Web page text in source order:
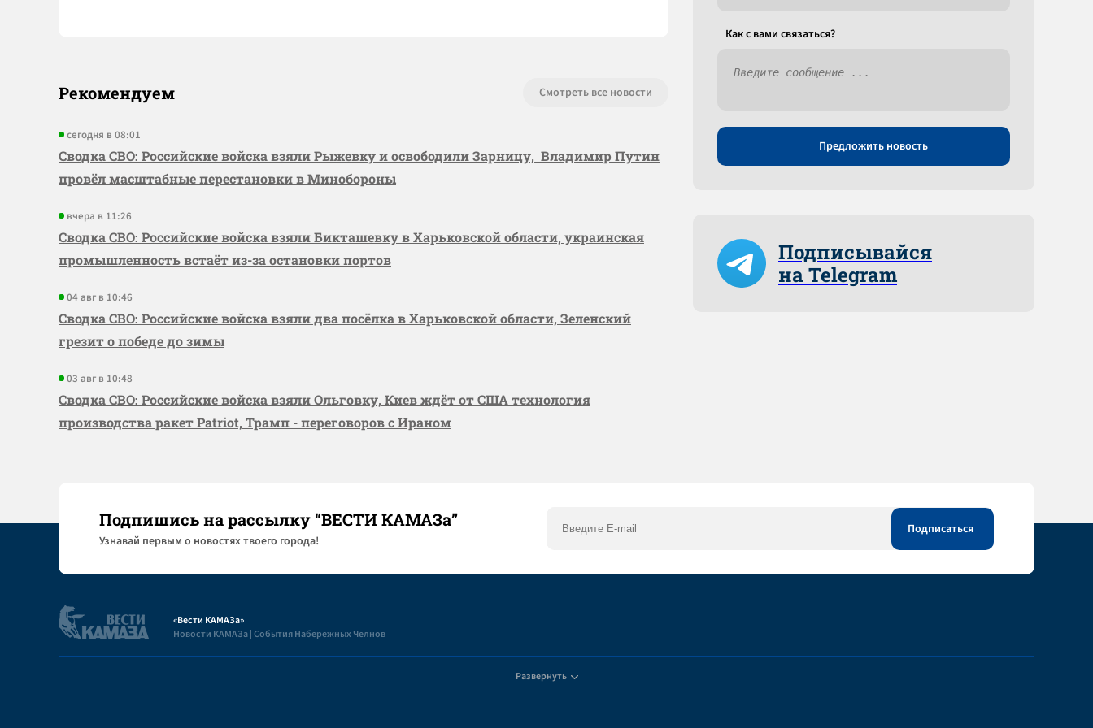
Рекомендуем Смотреть все новости
сегодня в 08:01
Сводка СВО: Российские войска взяли Рыжевку и освободили Зарницу, Владимир Путин
провёл масштабные перестановки в Минобороны
вчера в 11:26
Сводка СВО: Российские войска взяли Бикташевку в Харьковской области, украинская
промышленность встаёт из-за остановки портов
04 авг в 10:46
Сводка СВО: Российские войска взяли два посёлка в Харьковской области, Зеленский
грезит о победе до зимы
03 авг в 10:48
Сводка СВО: Российские войска взяли Ольговку, Киев ждёт от США технология
производства ракет Patriot, Трамп - переговоров с Ираном
Как c вами связаться?
Предложить новость
Подписывайся
на Telegram
Подпишись на рассылку “ВЕСТИ КАМАЗа”
Узнaвай первым о новостях твоего города!
«Вести КАМАЗа»
Новости КАМАЗа | События Набережных Челнов
Развернуть